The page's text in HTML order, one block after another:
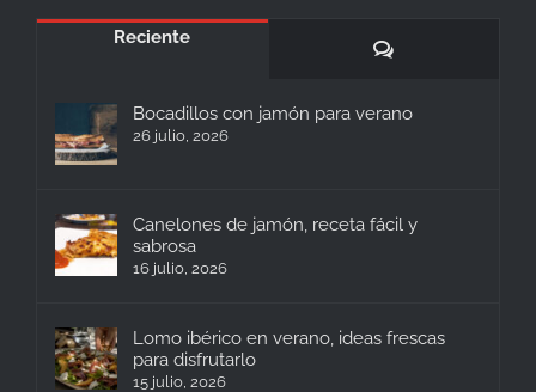
Reciente
Comentarios
Bocadillos con jamón para verano
26 julio, 2026
Canelones de jamón, receta fácil y
sabrosa
16 julio, 2026
Lomo ibérico en verano, ideas frescas
para disfrutarlo
15 julio, 2026